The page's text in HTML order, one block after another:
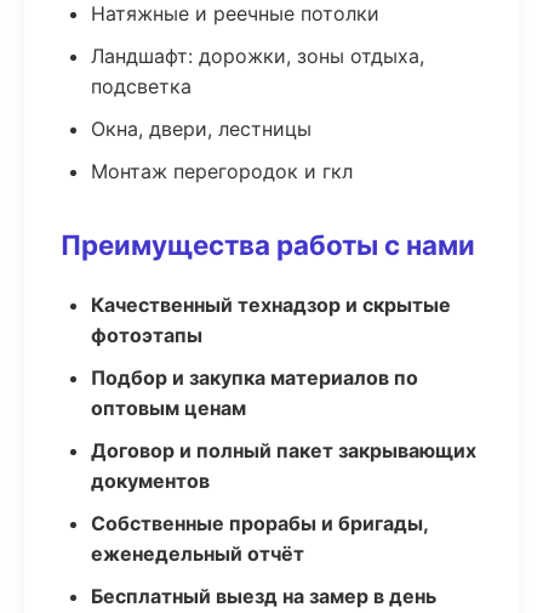
Натяжные и реечные потолки
Ландшафт: дорожки, зоны отдыха,
подсветка
Окна, двери, лестницы
Монтаж перегородок и гкл
Преимущества работы с нами
Качественный технадзор и скрытые
фотоэтапы
Подбор и закупка материалов по
оптовым ценам
Договор и полный пакет закрывающих
документов
Собственные прорабы и бригады,
еженедельный отчёт
Бесплатный выезд на замер в день